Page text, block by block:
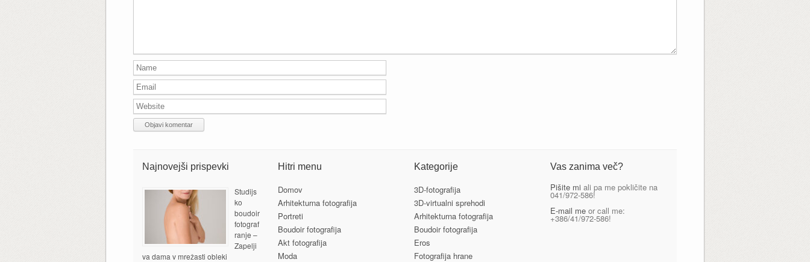
Najnovejši prispevki
Studijs
ko
boudoir
fotograf
ranje –
Zapelji
va dama v mrežasti obleki
Hitri menu
Domov
Arhitekturna fotografija
Portreti
Boudoir fotografija
Akt fotografija
Moda
Kategorije
3D-fotografija
3D-virtualni sprehodi
Arhitekturna fotografija
Boudoir fotografija
Eros
Fotografija hrane
Vas zanima več?
Pišite mi ali pa me pokličite na
041/972-586!
E-mail meor call me:
+386/41/972-586!